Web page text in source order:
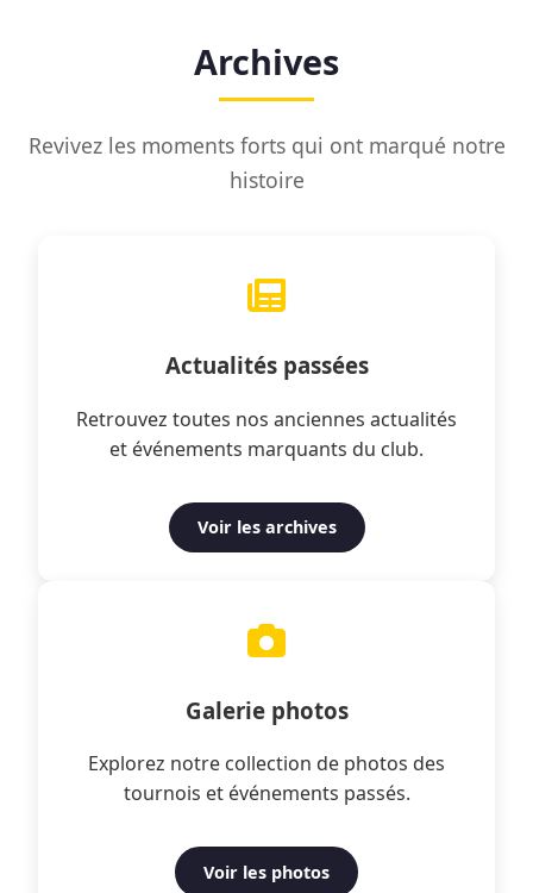
Archives
Revivez les moments forts qui ont marqué notre
histoire
Actualités passées
Retrouvez toutes nos anciennes actualités
et événements marquants du club.
Voir les archives
Galerie photos
Explorez notre collection de photos des
tournois et événements passés.
Voir les photos